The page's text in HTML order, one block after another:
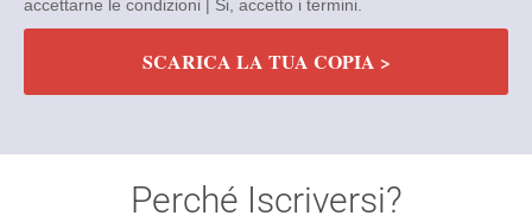
accettarne le condizioni | Si, accetto i termini.
SCARICA LA TUA COPIA >
Perché Iscriversi?